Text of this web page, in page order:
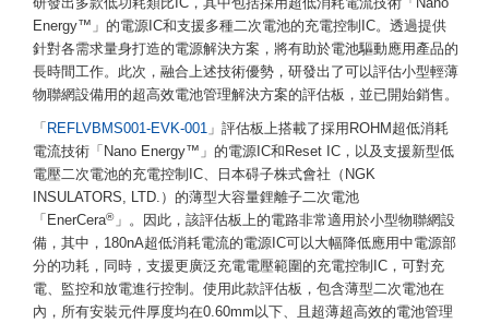
Energy™」的電源IC和支援多種二次電池的充電控制IC。透過提供
針對各需求量身打造的電源解決方案，將有助於電池驅動應用產品的
長時間工作。此次，融合上述技術優勢，研發出了可以評估小型輕薄
物聯網設備用的超高效電池管理解決方案的評估板，並已開始銷售。
「 REFLVBMS001-EVK-001 」評估板上搭載了採用ROHM超低消耗
電流技術「Nano Energy™」的電源IC和Reset IC，以及支援新型低
電壓二次電池的充電控制IC、日本碍子株式會社（NGK
INSULATORS, LTD.）的薄型大容量鋰離子二次電池
「EnerCera® 」。因此，該評估板上的電路非常適用於小型物聯網設
備，其中，180nA超低消耗電流的電源IC可以大幅降低應用中電源部
分的功耗，同時，支援更廣泛充電電壓範圍的充電控制IC，可對充
電、監控和放電進行控制。使用此款評估板，包含薄型二次電池在
內，所有安裝元件厚度均在0.60mm以下、且超薄超高效的電池管理